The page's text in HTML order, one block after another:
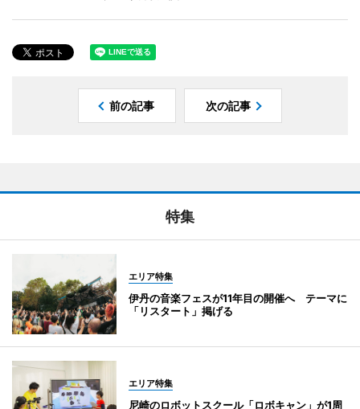
前の記事 次の記事
特集
エリア特集
伊丹の音楽フェスが11年目の開催へ テーマに
「リスタート」掲げる
エリア特集
尼崎のロボットスクール「ロボキャン」が1周